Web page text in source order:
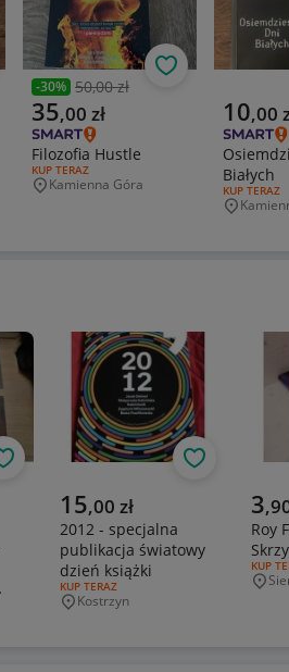
Poprzednia cena
-30% 50,00 zł
Aktualna cena
35,00 zł
Filozofia Hustle
RODZAJ OFERTY:
KUP TERAZ
Miejscowość
Kamienna Góra
Obserwuj
Aktualna
10,00
Białych
RODZAJ
KUP TERAZ
Obserwuj
Aktualna cena
15,00 zł
2012 - specjalna
publikacja światowy
dzień książki
RODZAJ OFERTY:
KUP TERAZ
Miejscowość
Kostrzyn
Obserwuj
3,
Roy
KUP